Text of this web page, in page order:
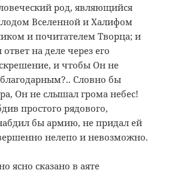
род, являющийся
Вселенной и Халифом
и почитателем Творца; и
на деле через его
и чтобы Он не
Словно бы
Он не слышал грома небес!
простого рядового,
бы армию, не придал ей
нелепо и невозможно.
ясно сказано в аяте